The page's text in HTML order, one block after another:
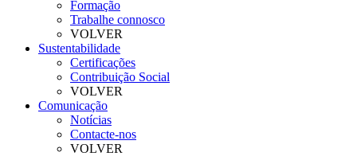
Formação
Trabalhe connosco
VOLVER
Sustentabilidade
Certificações
Contribuição Social
VOLVER
Comunicação
Notícias
Contacte-nos
VOLVER